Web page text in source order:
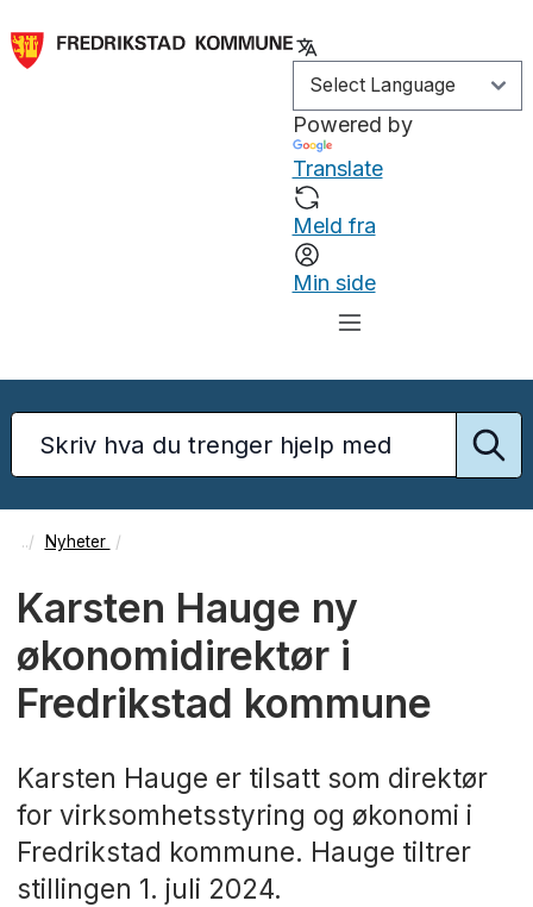
Powered by
Translate
Meld fra
Min side
Nyheter
Karsten Hauge ny
økonomidirektør i
Fredrikstad kommune
Karsten Hauge er tilsatt som direktør
for virksomhetsstyring og økonomi i
Fredrikstad kommune. Hauge tiltrer
stillingen 1. juli 2024.